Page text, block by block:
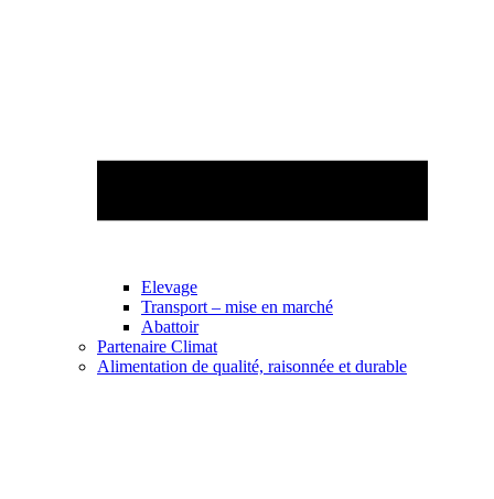
Elevage
Transport – mise en marché
Abattoir
Partenaire Climat
Alimentation de qualité, raisonnée et durable